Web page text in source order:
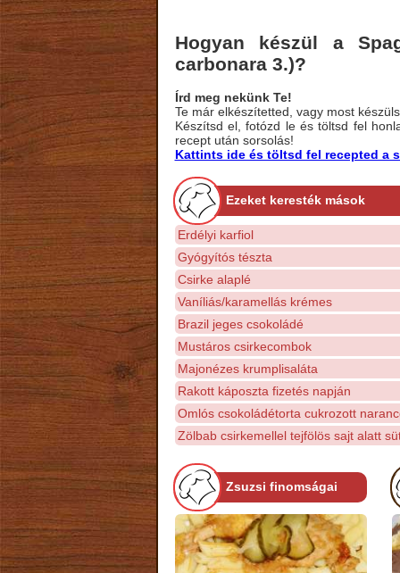
Hogyan készül a
carbonara 3.)?
Írd meg nekünk Te!
Te már elkészítetted, vagy most
Készítsd el, fotózd le és töltsd fel
recept után sorsolás!
Kattints ide és töltsd fel recepted a
Ezeket keresték mások
Erdélyi karfiol
Gyógyítós tészta
Csirke alaplé
Vaníliás/karamellás krémes
Brazil jeges csokoládé
Mustáros csirkecombok
Majonézes krumplisaláta
Rakott káposzta fizetés napján
Omlós csokoládétorta cukrozott
Zölbab csirkemellel tejfölös sajt alatt
Zsuzsi finomságai